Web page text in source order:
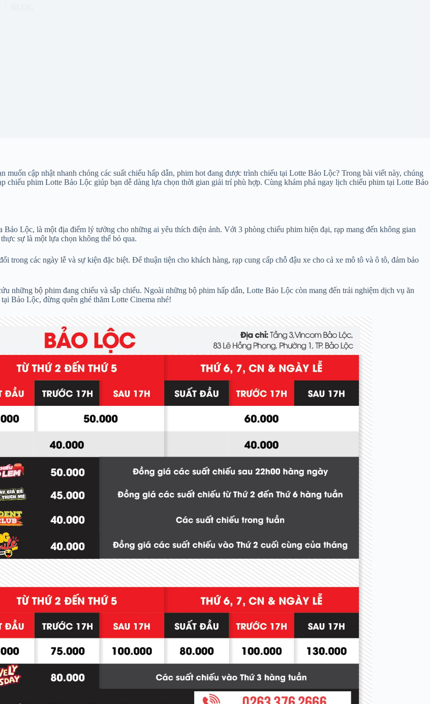
cập nhật nhanh chóng các suất chiếu hấp dẫn, phim hot đang được trình chiếu tại Lotte Bảo Lộc? Trong bài viết này, chúng
chiếu phim Lotte Bảo Lộc giúp bạn dễ dàng lựa chọn thời gian giải trí phù hợp. Cùng khám phá ngay lịch chiếu phim tại Lotte Bảo
Lộc, là một địa điểm lý tưởng cho những ai yêu thích điện ảnh. Với 3 phòng chiếu phim hiện đại, rạp mang đến không gian
sự là một lựa chọn không thể bỏ qua.
các ngày lễ và sự kiện đặc biệt. Để thuận tiện cho khách hàng, rạp cung cấp chỗ đậu xe cho cả xe mô tô và ô tô, đảm bảo
những bộ phim đang chiếu và sắp chiếu. Ngoài những bộ phim hấp dẫn, Lotte Bảo Lộc còn mang đến trải nghiệm dịch vụ ăn
Bảo Lộc, đừng quên ghé thăm Lotte Cinema nhé!